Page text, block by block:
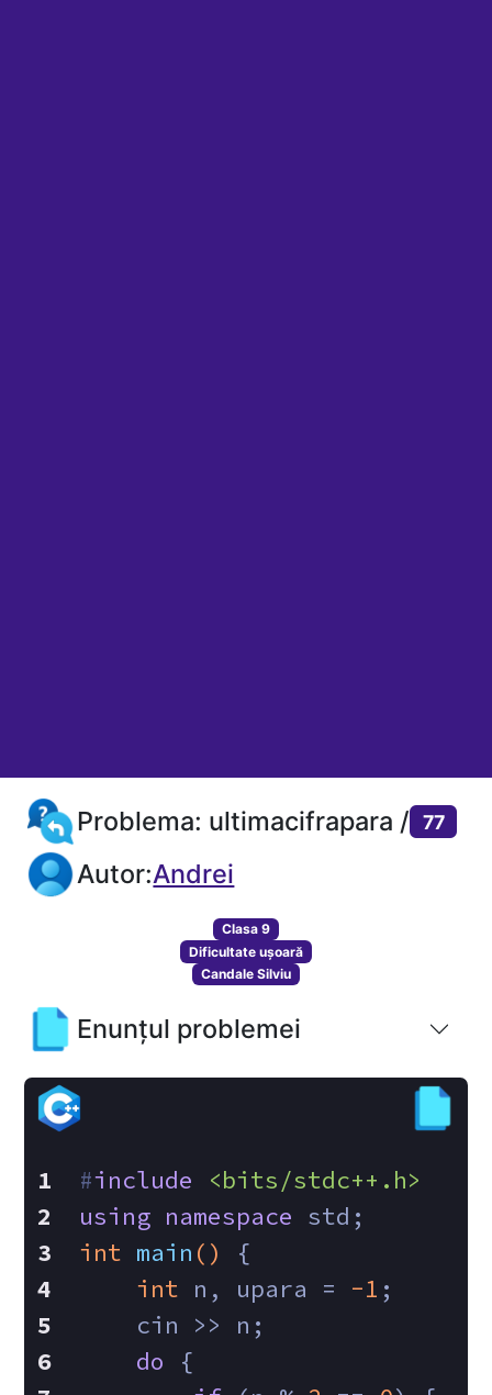
Problema: ultimacifrapara / 77
Autor:Andrei
Clasa 9
Dificultate ușoară
Candale Silviu
Enunțul problemei
#include
<bits/stdc++.h>
using namespace std;
int main ()
{
int n, upara = -1 ;
    cin >> n;
do {